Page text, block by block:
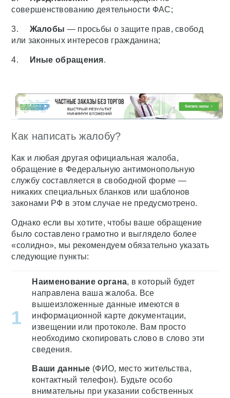
совершенствованию деятельности ФАС;
3. Жалобы — просьбы о защите прав, свобод
или законных интересов гражданина;
4. Иные обращения.
Как написать жалобу?
Как и любая другая официальная жалоба,
обращение в Федеральную антимонопольную
службу составляется в свободной форме —
никаких специальных бланков или шаблонов
законами РФ в этом случае не предусмотрено.
Однако если вы хотите, чтобы ваше обращение
было составлено грамотно и выглядело более
«солидно», мы рекомендуем обязательно указать
следующие пункты:
Наименование органа, в который будет
направлена ваша жалоба. Все
вышеизложенные данные имеются в
информационной карте документации,
извещении или протоколе. Вам просто
необходимо скопировать слово в слово эти
сведения.
Ваши данные (ФИО, место жительства,
контактный телефон). Будьте особо
внимательны при указании собственных